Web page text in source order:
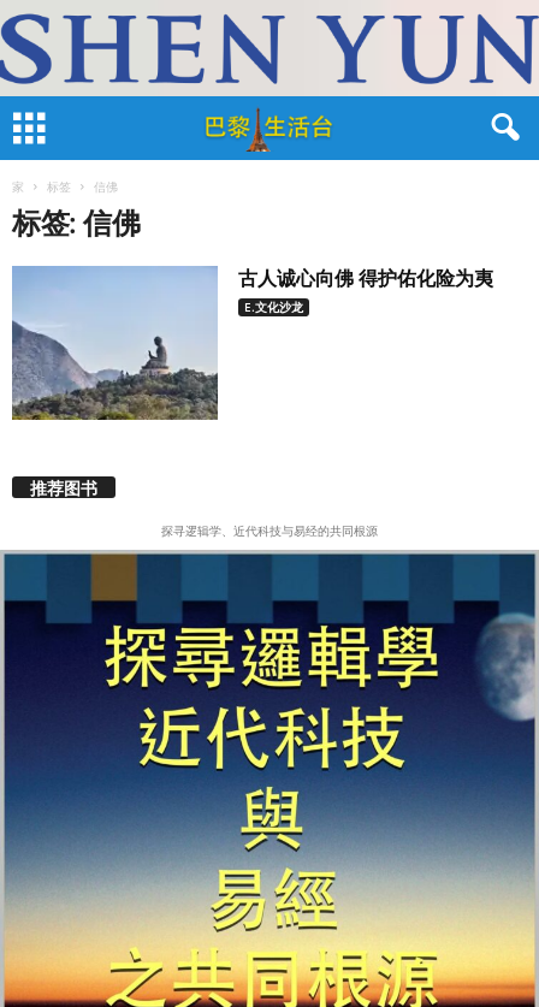
家 标签 信佛
标签: 信佛
古人诚心向佛 得护佑化险为夷
E.文化沙龙
推荐图书
探寻逻辑学、近代科技与易经的共同根源